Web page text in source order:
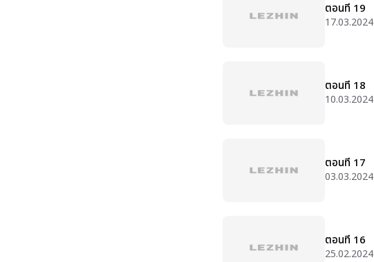
ตอนที่ 19
17.03.2024
ตอนที่ 18
10.03.2024
ตอนที่ 17
03.03.2024
ตอนที่ 16
25.02.2024